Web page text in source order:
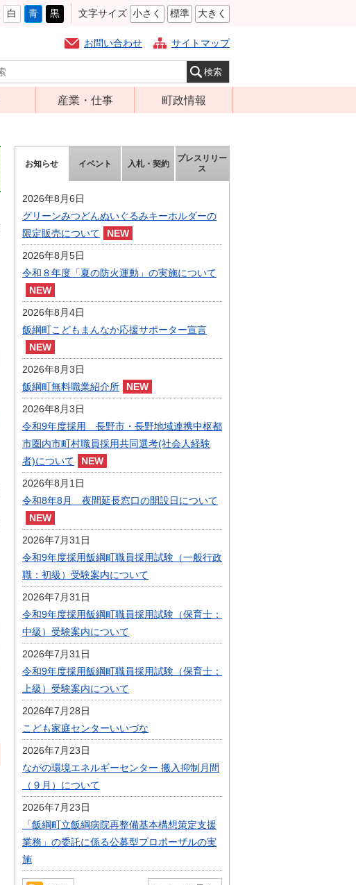
白 青 黒 文字サイズ 小さく 標準 大きく
お問い合わせ サイトマップ
産業・仕事
就労支援
農林業振興
届出・証明・法
令・規制
企業の税金
入札・契約
指定管理者制度
人材募集
町政情報
組織案内
庁舎案内
ふるさと納税
人事・職員募集
まちづくり
庁舎建設
お知らせ イベント 入札・契約
プレスリリー
ス
2026年8月6日
グリーンみつどんぬいぐるみキーホルダーの
限定販売について
2026年8月5日
令和８年度「夏の防火運動」の実施について
2026年8月4日
飯綱町こどもまんなか応援サポーター宣言
2026年8月3日
飯綱町無料職業紹介所
2026年8月3日
令和9年度採用 長野市・長野地域連携中枢都
市圏内市町村職員採用共同選考(社会人経験
者)について
2026年8月1日
令和8年8月 夜間延長窓口の開設日について
2026年7月31日
令和9年度採用飯綱町職員採用試験（一般行政
職：初級）受験案内について
2026年7月31日
令和9年度採用飯綱町職員採用試験（保育士：
中級）受験案内について
2026年7月31日
令和9年度採用飯綱町職員採用試験（保育士：
上級）受験案内について
2026年7月28日
こども家庭センターいいづな
2026年7月23日
ながの環境エネルギーセンター 搬入抑制月間
（９月）について
2026年7月23日
「飯綱町立飯綱病院再整備基本構想策定支援
業務」の委託に係る公募型プロポーザルの実
施